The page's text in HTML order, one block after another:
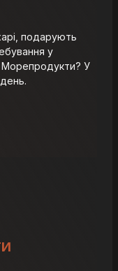
подарують
у
Морепродукти? У